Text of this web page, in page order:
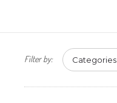
Filter by: Categories